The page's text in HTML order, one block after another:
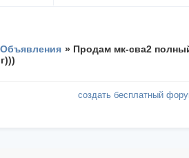
Объявления » Продам мк-сва2
создать бесплатный